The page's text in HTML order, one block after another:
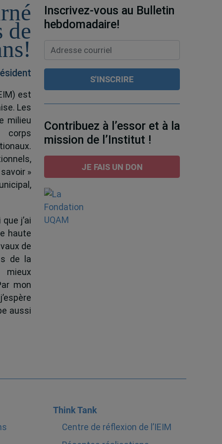
de
est
Les
milieu
corps
»
j’ai
haute
de
de la
mieux
mon
aussi
Inscrivez-vous au Bulletin
hebdomadaire!
Contribuez à l’essor et à la
mission de l’Institut !
JE FAIS UN DON
Think Tank
Centre de réflexion de l’IEIM